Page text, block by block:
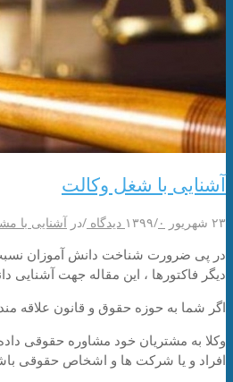
آشنایی با شغل وکالت
۲۳ شهریور ۱۳۹۹ /۰ دیدگاه /درآشنایی با
‌در پی ضرورت شناخت دانش آموزان
دیگر فاکتورها ، این مقاله جهت
اگر شما به حوزه حقوق و قانون
وکلا به مشتریان خود مشاوره حقوقی
افراد و یا شرکت ها و اشخاص حقوقی